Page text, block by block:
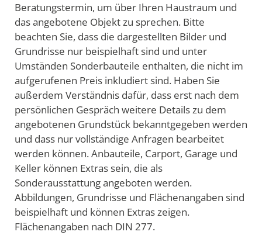
Beratungstermin, um über Ihren Haustraum und
das angebotene Objekt zu sprechen. Bitte
beachten Sie, dass die dargestellten Bilder und
Grundrisse nur beispielhaft sind und unter
Umständen Sonderbauteile enthalten, die nicht im
aufgerufenen Preis inkludiert sind. Haben Sie
außerdem Verständnis dafür, dass erst nach dem
persönlichen Gespräch weitere Details zu dem
angebotenen Grundstück bekanntgegeben werden
und dass nur vollständige Anfragen bearbeitet
werden können. Anbauteile, Carport, Garage und
Keller können Extras sein, die als
Sonderausstattung angeboten werden.
Abbildungen, Grundrisse und Flächenangaben sind
beispielhaft und können Extras zeigen.
Flächenangaben nach DIN 277.